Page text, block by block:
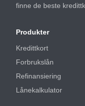
finne de beste
Produkter
Kredittkort
Forbrukslån
Refinansiering
Lånekalkulator